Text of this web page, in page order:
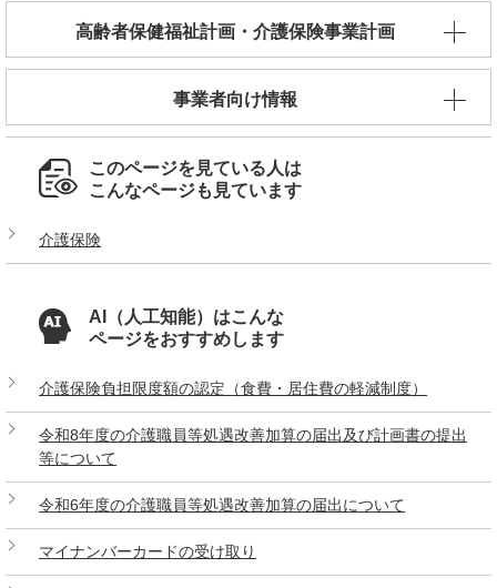
高齢者保健福祉計画・介護保険事業計画
事業者向け情報
このページを見ている人は
こんなページも見ています
介護保険
AI（人工知能）はこんな
ページをおすすめします
介護保険負担限度額の認定（食費・居住費の軽減制度）
令和8年度の介護職員等処遇改善加算の届出及び計画書の提出
等について
令和6年度の介護職員等処遇改善加算の届出について
マイナンバーカードの受け取り